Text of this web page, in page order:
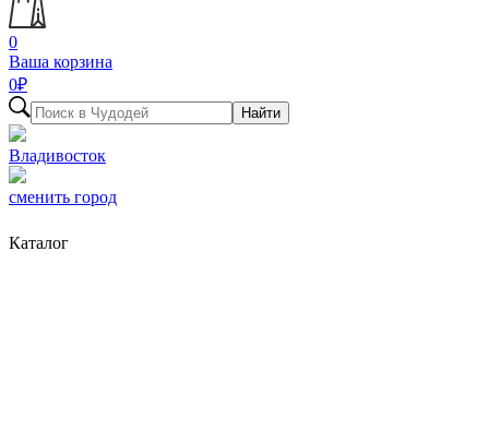
0
Ваша корзина
0₽
Найти
Владивосток
сменить город
Каталог